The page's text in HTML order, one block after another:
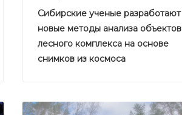
Сибирские ученые разработают
новые методы анализа объектов
лесного комплекса на основе
снимков из космоса